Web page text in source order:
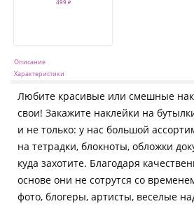
499 ₽
Описание
Характеристики
Любите красивые или смешные
свои! Закажите наклейки на
и не только: у нас большой
на тетрадки, блокноты, обложки
куда захотите. Благодаря
основе они не сотрутся со
фото, блогеры, артисты, веселые